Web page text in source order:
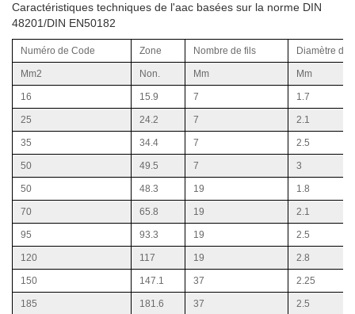
Caractéristiques techniques de l'aac basées sur la norme DIN
48201/DIN EN50182
Numéro de Code Zone Nombre de fils Diamètre de
Mm2 Non. Mm Mm
16 15.9 7 1.7
25 24.2 7 2.1
35 34.4 7 2.5
50 49.5 7 3
50 48.3 19 1.8
70 65.8 19 2.1
95 93.3 19 2.5
120 117 19 2.8
150 147.1 37 2.25
185 181.6 37 2.5